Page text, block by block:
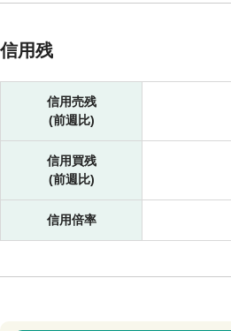
信用残
信用売残
(前週比)
信用買残
(前週比)
信用倍率